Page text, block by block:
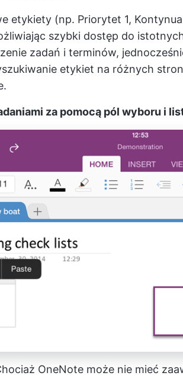
etykiety (np. Priorytet 1,
szybki dostęp do
zadań i terminów,
etykiet na różnych
za pomocą pól wyboru i
OneNote może nie mieć